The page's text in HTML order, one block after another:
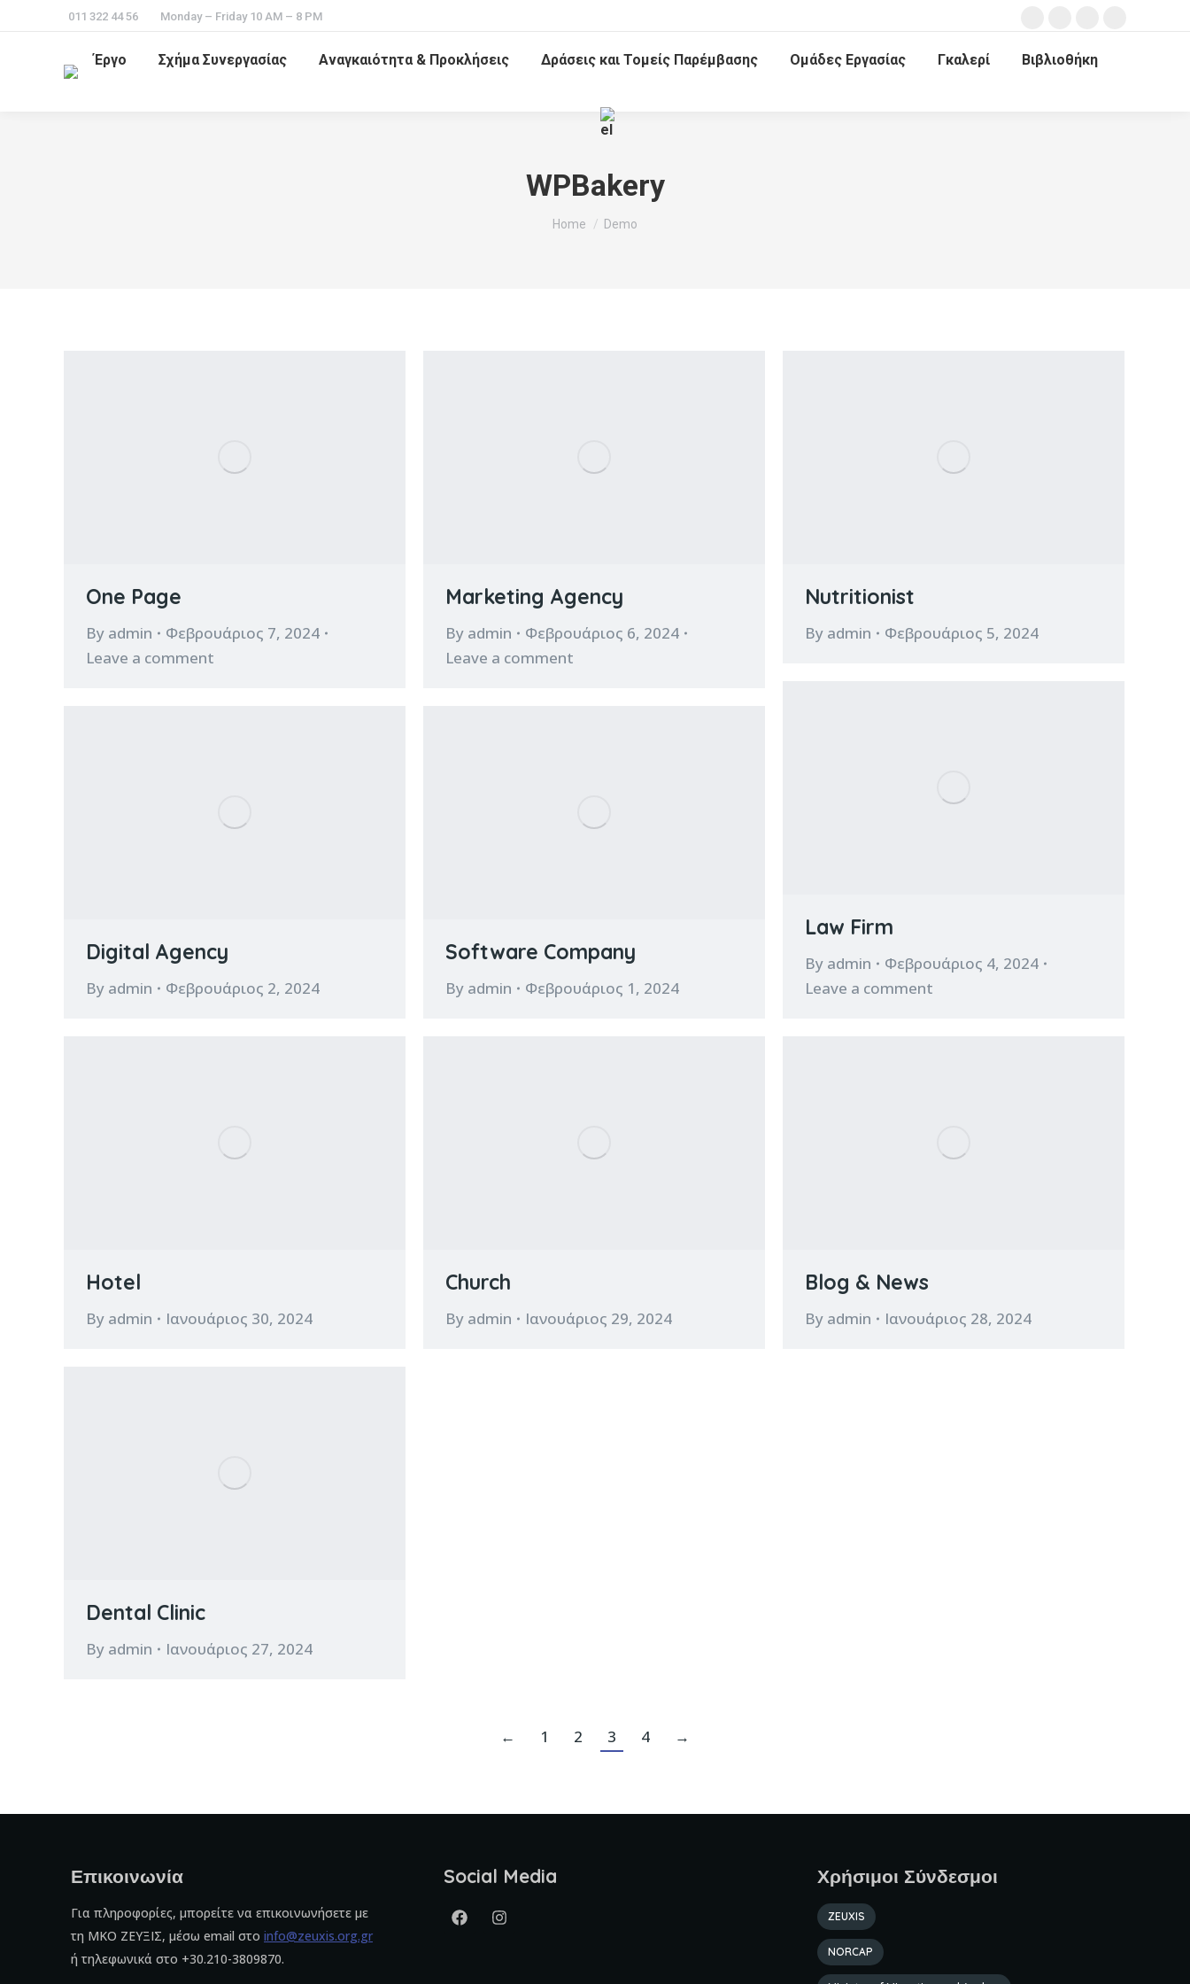
011 322 44 56 Monday – Friday 10 AM – 8 PM
Έργο Σχήμα Συνεργασίας Αναγκαιότητα & Προκλήσεις Δράσεις και Τομείς Παρέμβασης Ομάδες Εργασίας Γκαλερί Βιβλιοθήκη
WPBakery
You are here:
Home Demo
One Page
By admin
Φεβρουάριος 7, 2024
Leave a comment
Marketing Agency
By admin
Φεβρουάριος 6, 2024
Leave a comment
Nutritionist
By admin Φεβρουάριος 5, 2024
Law Firm
By admin
Φεβρουάριος 4, 2024
Leave a comment
Digital Agency
By admin Φεβρουάριος 2, 2024
Software Company
By admin Φεβρουάριος 1, 2024
Hotel
By admin Ιανουάριος 30, 2024
Church
By admin Ιανουάριος 29, 2024
Blog & News
By admin Ιανουάριος 28, 2024
Dental Clinic
By admin Ιανουάριος 27, 2024
← 1 2 3 4 →
Επικοινωνία
Για πληροφορίες, μπορείτε να επικοινωνήσετε με
τη ΜΚΟ ΖΕΥΞΙΣ, μέσω email στο info@zeuxis.org.gr
ή τηλεφωνικά στο +30.210-3809870.
Social Media Χρήσιμοι Σύνδεσμοι
ZEUXIS
NORCAP